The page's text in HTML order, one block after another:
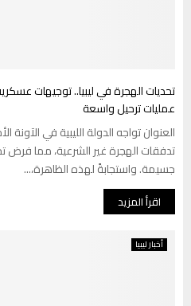
تحديات الهجرة في ليبيا.. توجيهات
عمليات ترحيل واسعة
العنوان تواجه الدولة الليبية في الآونة
تدفقات الهجرة غير الشرعية، مما فرض
جسيمة. واستجابةً لهذه الظاهرة،...
اقرأ المزيد
أخبار ليبيا